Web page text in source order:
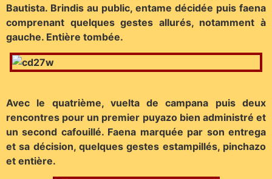
Bautista. Brindis au public, entame décidée puis faena
comprenant quelques gestes allurés, notamment à
gauche. Entière tombée.
Avec le quatrième, vuelta de campana puis deux
rencontres pour un premier puyazo bien administré et
un second cafouillé. Faena marquée par son entrega
et sa décision, quelques gestes estampillés, pinchazo
et entière.